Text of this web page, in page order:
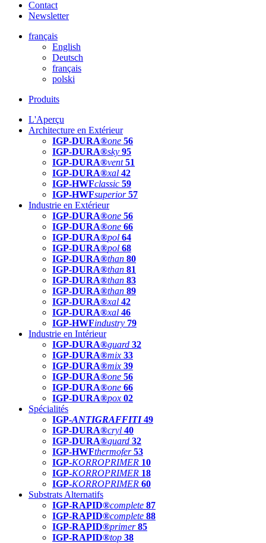
Contact
Newsletter
français
English
Deutsch
français
polski
Produits
L'Aperçu
Architecture en Extérieur
IGP-DURA®one 56
IGP-DURA®sky 95
IGP-DURA®vent 51
IGP-DURA®xal 42
IGP-HWFclassic 59
IGP-HWFsuperior 57
Industrie en Extérieur
IGP-DURA®one 56
IGP-DURA®one 66
IGP-DURA®pol 64
IGP-DURA®pol 68
IGP-DURA®than 80
IGP-DURA®than 81
IGP-DURA®than 83
IGP-DURA®than 89
IGP-DURA®xal 42
IGP-DURA®xal 46
IGP-HWFindustry 79
Industrie en Intérieur
IGP-DURA®guard 32
IGP-DURA®mix 33
IGP-DURA®mix 39
IGP-DURA®one 56
IGP-DURA®one 66
IGP-DURA®pox 02
Spécialités
IGP-ANTIGRAFFITI49
IGP-DURA®cryl 40
IGP-DURA®guard 32
IGP-HWFthermofer 53
IGP-KORROPRIMER 10
IGP-KORROPRIMER 18
IGP-KORROPRIMER 60
Substrats Alternatifs
IGP-RAPID®complete 87
IGP-RAPID®complete 88
IGP-RAPID®primer 85
IGP-RAPID®top 38